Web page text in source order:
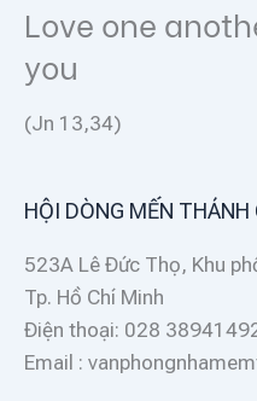
Love one
you
(Jn 13,34)
HỘI DÒNG MẾN THÁNH
523A Lê Đức Thọ, Khu
Tp. Hồ Chí Minh
Điện thoại: 028
Email :